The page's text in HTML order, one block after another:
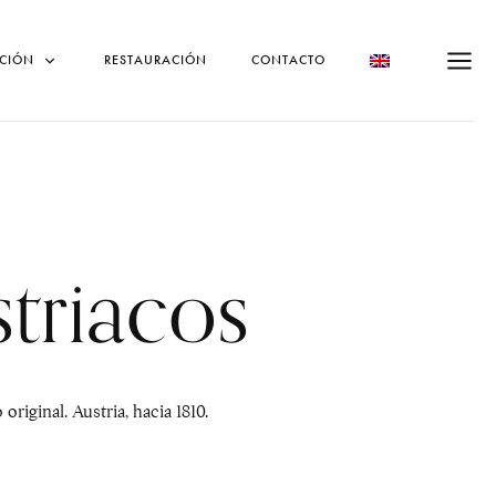
RESTAURACIÓN CONTACTO
Austria, hacia 1810.